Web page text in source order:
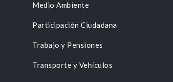
Medio Ambiente
Participación Ciudadana
Trabajo y Pensiones
Transporte y Vehículos